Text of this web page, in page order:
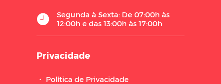
Segunda à Sexta: De 07:00h às
12:00h e das 13:00h às 17:00h
Privacidade
・ Política de Privacidade